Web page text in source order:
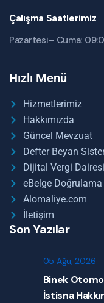
Çalışma Saatlerimiz
Pazartesi– Cuma:
Hızlı Menü
Hizmetlerimiz
Hakkımızda
Güncel Mevzuat
Defter Beyan
Dijital Vergi Dairesi
eBelge Doğrulama
Alomaliye.com
İletişim
Son Yazılar
05 Ağu, 2026
Binek
İstisna